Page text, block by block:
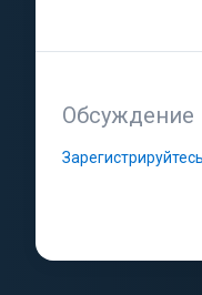
Обсуждение
Зарегистрируйтесь